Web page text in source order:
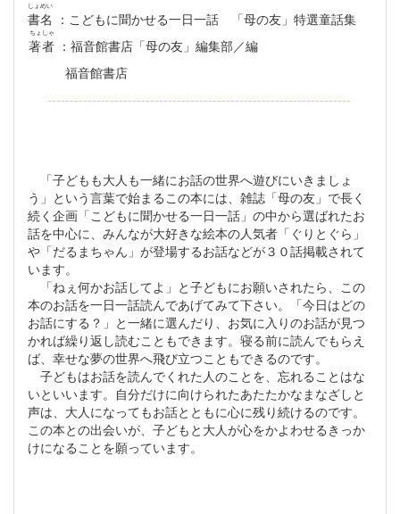
書名
しょめい
：こどもに聞かせる一日一話 「母の友」特選童話集
著者
ちょしゃ
：福音館書店「母の友」編集部／編
福音館書店
--------------------------------------------------------------------
「子どもも大人も一緒にお話の世界へ遊びにいきましょ
う」という言葉で始まるこの本には、雑誌「母の友」で長く
続く企画「こどもに聞かせる一日一話」の中から選ばれたお
話を中心に、みんなが大好きな絵本の人気者「ぐりとぐら」
や「だるまちゃん」が登場するお話などが３０話掲載されて
います。
「ねぇ何かお話してよ」と子どもにお願いされたら、この
本のお話を一日一話読んであげてみて下さい。「今日はどの
お話にする？」と一緒に選んだり、お気に入りのお話が見つ
かれば繰り返し読むこともできます。寝る前に読んでもらえ
ば、幸せな夢の世界へ飛び立つこともできるのです。
子どもはお話を読んでくれた人のことを、忘れることはな
いといいます。自分だけに向けられたあたたかなまなざしと
声は、大人になってもお話とともに心に残り続けるのです。
この本との出会いが、子どもと大人が心をかよわせるきっか
けになることを願っています。